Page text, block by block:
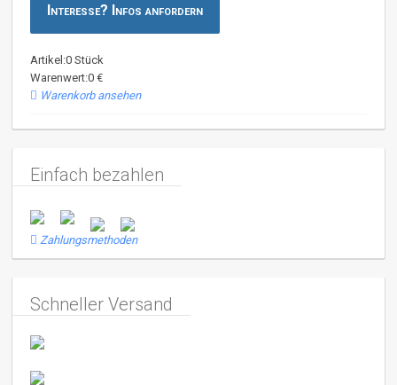
Interesse? Infos anfordern
Artikel:0 Stück
Warenwert:0 €
Warenkorb ansehen
Einfach bezahlen
Zahlungsmethoden
Schneller Versand